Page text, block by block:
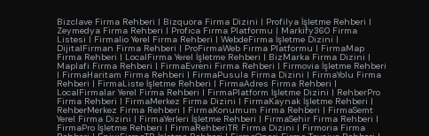
Bizclave Firma Rehberi | Bizquora Firma Dizini | Profilya İşletme Rehberi |
Zeymedya Firma Rehberi | Profica Firma Platformu | Markify360 Firma
Listesi | Firmalio Yerel Firma Rehberi | WebdeFirma İşletme Dizini |
DijitalFirman Firma Rehberi | ProFirmaWeb Firma Platformu | FirmaMap
Firma Rehberi | LocalFirma Yerel İşletme Rehberi | BizMarka Firma Dizini |
Maplafi Firma Rehberi | FirmaEvreni Firma Rehberi | Firmovia İşletme Rehberi
| FirmaHaritam Firma Rehberi | FirmaPusula Firma Dizini | FirmaYolu Firma
Rehberi | FirmaListe İşletme Rehberi | FirmaAdres Firma Rehberi |
LocalFirmalar Yerel Firma Rehberi | FirmaPlatform İşletme Dizini | RehberPro
Firma Rehberi | FirmaMerkez Firma Dizini | FirmaKaynak İşletme Rehberi |
RehberMerkez Firma Rehberi | FirmaKonumum Firma Rehberi | FirmaSemt
Yerel Firma Dizini | FirmaYerleri İşletme Rehberi | FirmaSehir Firma Rehberi |
FirmaPro İşletme Rehberi | FirmaRehberiTR Firma Dizini | Firmoria Firma